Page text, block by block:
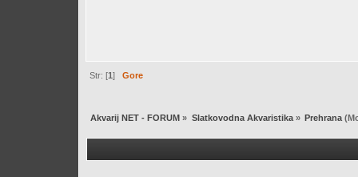
Str: [1]Gore
Akvarij NET - FORUM » Slatkovodna Akvaristika» Prehrana